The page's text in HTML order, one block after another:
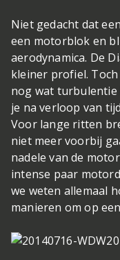
Niet gedacht dat
een motorblok en
aerodynamica. De
kleiner profiel.
nog wat turbulentie
je na verloop van
Voor lange ritten
niet meer voorbij
nadele van de
intense paar
we weten allemaal
manieren om op